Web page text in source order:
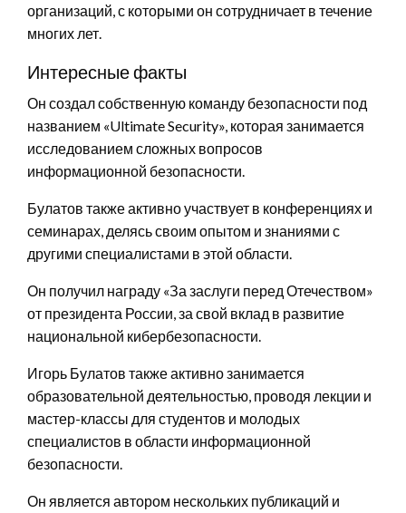
организаций, с которыми он сотрудничает в течение
многих лет.
Интересные факты
Он создал собственную команду безопасности под
названием «Ultimate Security», которая занимается
исследованием сложных вопросов
информационной безопасности.
Булатов также активно участвует в конференциях и
семинарах, делясь своим опытом и знаниями с
другими специалистами в этой области.
Он получил награду «За заслуги перед Отечеством»
от президента России, за свой вклад в развитие
национальной кибербезопасности.
Игорь Булатов также активно занимается
образовательной деятельностью, проводя лекции и
мастер-классы для студентов и молодых
специалистов в области информационной
безопасности.
Он является автором нескольких публикаций и